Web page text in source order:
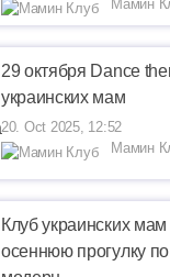
Мамин
29 октября Dance
украинских мам
20. Oct 2025, 12:52
Мамин
Клуб украинских
осеннюю прогулку